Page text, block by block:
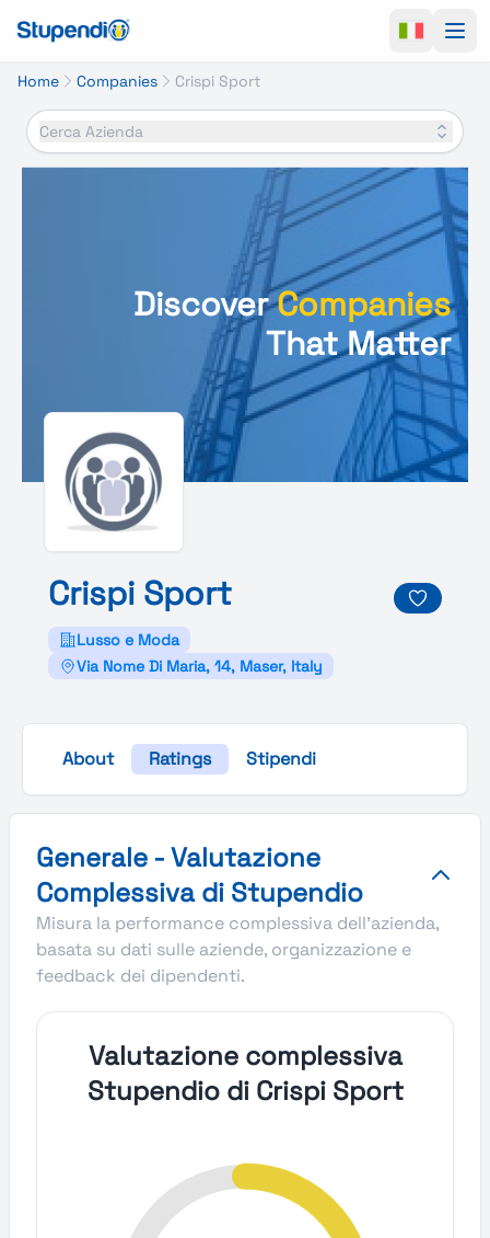
Home Companies Crispi Sport
Cerca Azienda
DiscoverCompanies
That Matter
Crispi Sport
Lusso e Moda
Via Nome Di Maria, 14, Maser, Italy
About Ratings Stipendi
Generale - Valutazione
Complessiva di Stupendio
Misura la performance complessiva dell'azienda,
basata su dati sulle aziende, organizzazione e
feedback dei dipendenti.
Valutazione complessiva
Stupendio di Crispi Sport